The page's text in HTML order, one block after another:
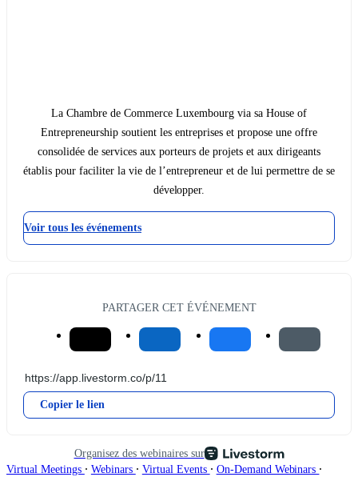
La Chambre de Commerce Luxembourg via sa House of
Entrepreneurship soutient les entreprises et propose une offre
consolidée de services aux porteurs de projets et aux dirigeants
établis pour faciliter la vie de l’entrepreneur et de lui permettre de se
développer.
Voir tous les événements
PARTAGER CET ÉVÉNEMENT
Copier le lien
Organisez des webinaires sur
Virtual Meetings ∙ Webinars ∙ Virtual Events ∙ On-Demand Webinars ∙